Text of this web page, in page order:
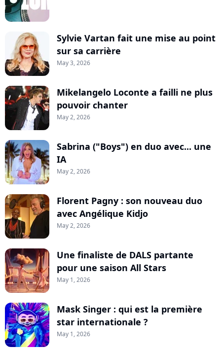
Sylvie Vartan fait une mise au point
sur sa carrière
May 3, 2026
Mikelangelo Loconte a failli ne plus
pouvoir chanter
May 2, 2026
Sabrina ("Boys") en duo avec... une
IA
May 2, 2026
Florent Pagny : son nouveau duo
avec Angélique Kidjo
May 2, 2026
Une finaliste de DALS partante
pour une saison All Stars
May 1, 2026
Mask Singer : qui est la première
star internationale ?
May 1, 2026